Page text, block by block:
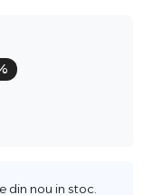
din nou in stoc.